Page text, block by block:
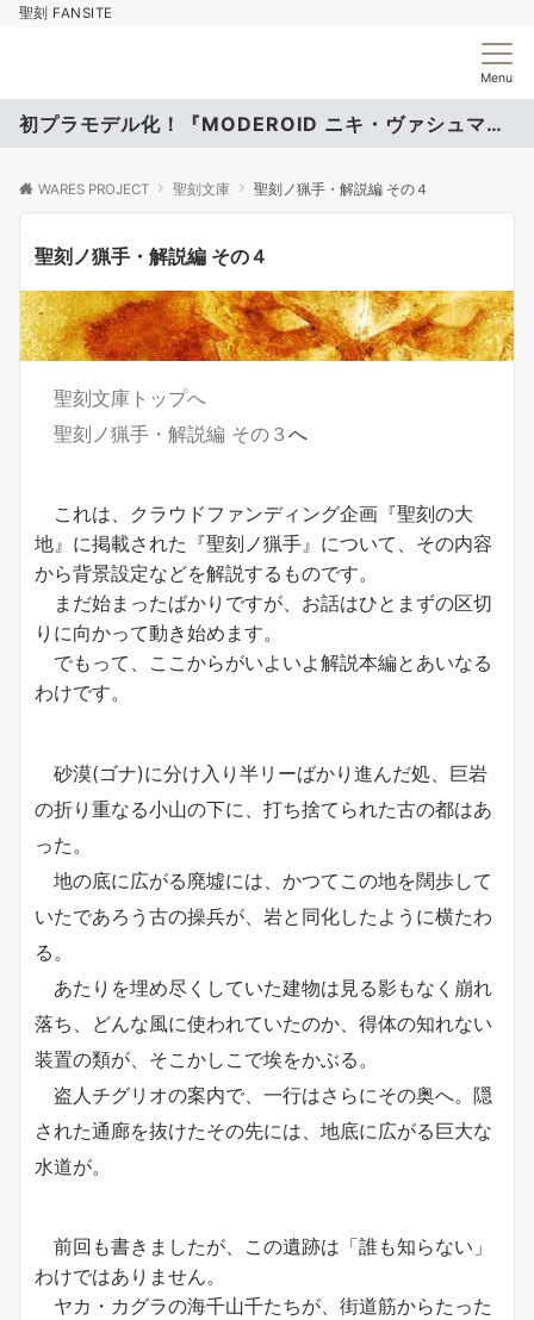
聖刻 FANSITE
Menu
初プラモデル化！『MODEROID ニキ・ヴァシュマール』
WARES PROJECT 聖刻文庫 聖刻ノ猟手・解説編 その４
聖刻ノ猟手・解説編 その４
聖刻文庫トップへ
聖刻ノ猟手・解説編 その３ へ
これは、クラウドファンディング企画『聖刻の大
地』に掲載された『聖刻ノ猟手』について、その内容
から背景設定などを解説するものです。
まだ始まったばかりですが、お話はひとまずの区切
りに向かって動き始めます。
でもって、ここからがいよいよ解説本編とあいなる
わけです。
砂漠(ゴナ)に分け入り半リーばかり進んだ処、巨岩
の折り重なる小山の下に、打ち捨てられた古の都はあ
った。
地の底に広がる廃墟には、かつてこの地を闊歩して
いたであろう古の操兵が、岩と同化したように横たわ
る。
あたりを埋め尽くしていた建物は見る影もなく崩れ
落ち、どんな風に使われていたのか、得体の知れない
装置の類が、そこかしこで埃をかぶる。
盗人チグリオの案内で、一行はさらにその奥へ。隠
された通廊を抜けたその先には、地底に広がる巨大な
水道が。
前回も書きましたが、この遺跡は「誰も知らない」
わけではありません。
ヤカ・カグラの海千山千たちが、街道筋からたった